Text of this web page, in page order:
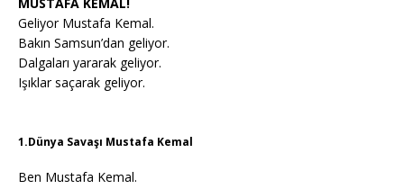
Geliyor Mustafa Kemal.
Bakın Samsun’dan geliyor.
Dalgaları yararak geliyor.
Işıklar saçarak geliyor.
1.Dünya Savaşı Mustafa Kemal
Ben Mustafa Kemal.